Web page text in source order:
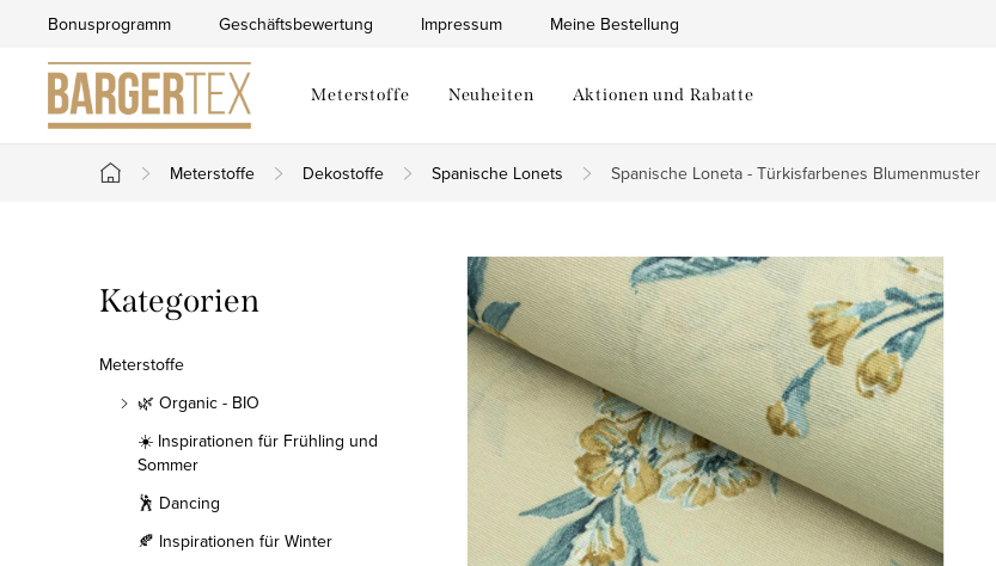
springen
Bonusprogramm Geschäftsbewertung Impressum Meine Bestellung
Meterstoffe Neuheiten Aktionen und Rabatte
Startseite
Meterstoffe Dekostoffe Spanische Lonets Spanische Loneta - Türkisfarbenes Blumenmuster
e
i
Kategorien
überspringen
Kategorien
Meterstoffe
🌿 Organic - BIO
☀️ Inspirationen für Frühling und
Sommer
🕺 Dancing
🍂 Inspirationen für Winter